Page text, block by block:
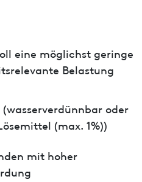
eine möglichst geringe
Belastung
oder
(max. 1%))
mit hoher